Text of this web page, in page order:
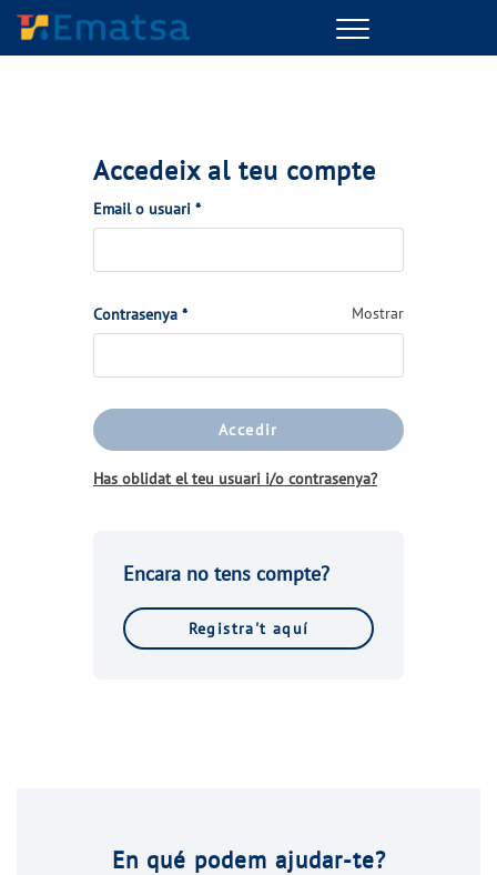
Menu
En qué podem ajudar-te?
Accedeix al teu compte
Email o usuari *(Obligatorio)
Contrasenya *(Obligatorio) Mostrar
Accedir
Has oblidat el teu usuari i/o contrasenya?
Encara no tens compte?
Registra't aquí